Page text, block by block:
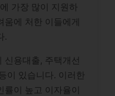
가장 많이 지원하
움에 처한 이들에게
신용대출, 주택개선
이 있습니다. 이러한
이 높고 이자율이